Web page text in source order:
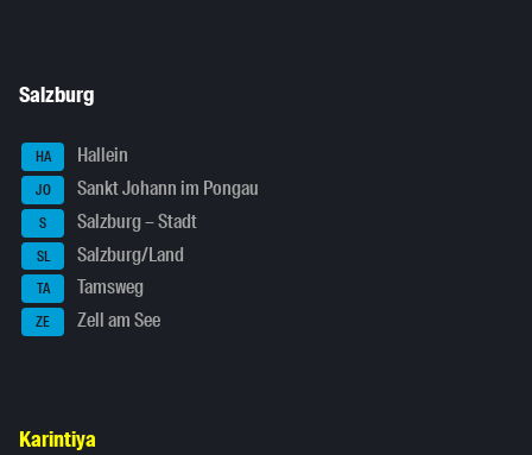
Salzburg
HA Hallein
JO Sankt Johann im Pongau
S Salzburg – Stadt
SL Salzburg/Land
TA Tamsweg
ZE Zell am See
Karintiya